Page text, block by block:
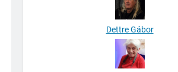
Dettre Gábor